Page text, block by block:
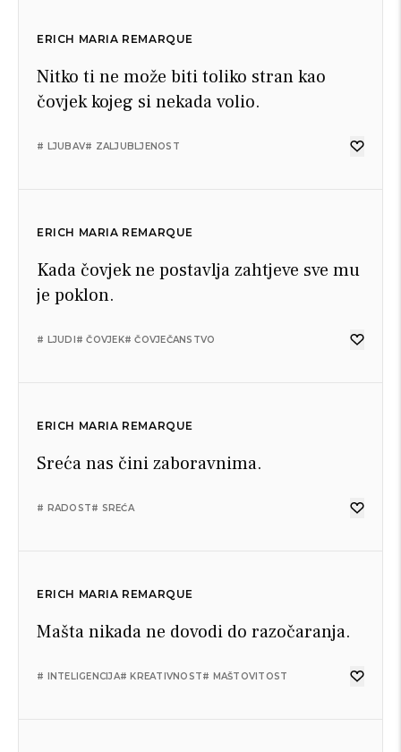
ERICH MARIA REMARQUE
Nitko ti ne može biti toliko stran kao
čovjek kojeg si nekada volio.
# LJUBAV# ZALJUBLJENOST
ERICH MARIA REMARQUE
Kada čovjek ne postavlja zahtjeve sve mu
je poklon.
# LJUDI# ČOVJEK# ČOVJEČANSTVO
ERICH MARIA REMARQUE
Sreća nas čini zaboravnima.
# RADOST# SREĆA
ERICH MARIA REMARQUE
Mašta nikada ne dovodi do razočaranja.
# INTELIGENCIJA# KREATIVNOST# MAŠTOVITOST